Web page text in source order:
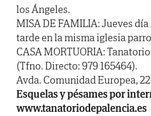
los Ángeles.
MISA DE FAMILIA: Jueves
tarde en la misma iglesia
CASA MORTUORIA:
(Tfno. Directo: 979 165464).
Avda. Comunidad Europea,
Esquelas y pésames por
www.tanatoriodepalencia.es